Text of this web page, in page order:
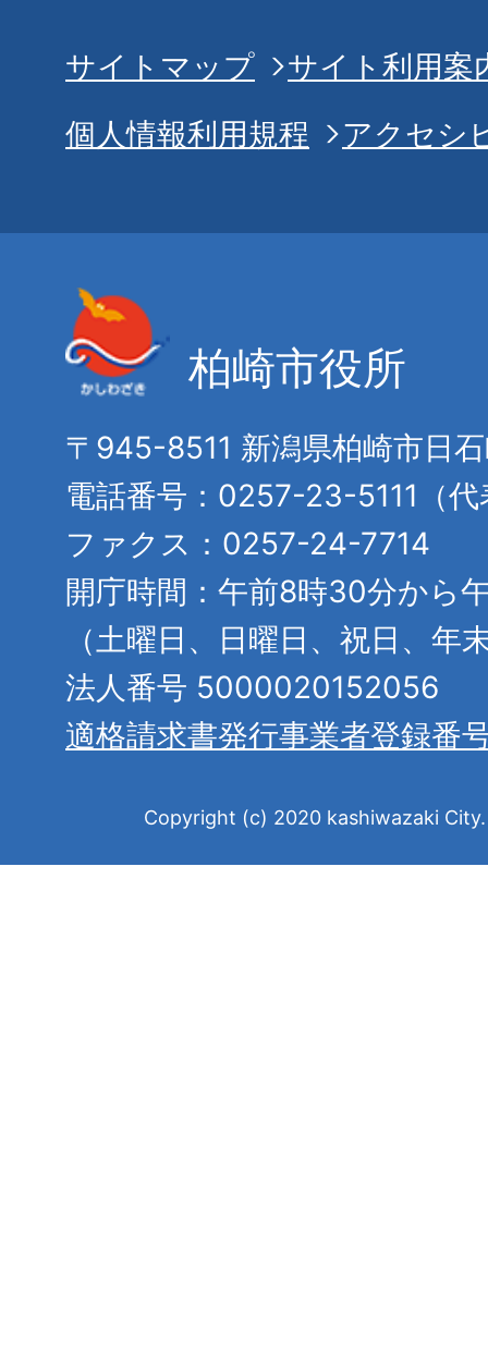
サイトマップ
サイト利用案
個人情報利用規程
アクセシ
柏崎市役所
〒945-8511 新潟県柏崎市日
電話番号：0257-23-5111（代
ファクス：0257-24-7714
開庁時間：午前8時30分から
（土曜日、日曜日、祝日、年
法人番号 5000020152056
適格請求書発行事業者登録番
Copyright (c) 2020 kashiwazaki